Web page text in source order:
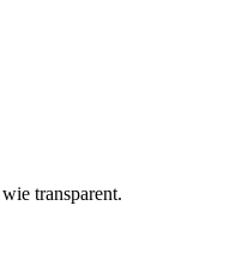
transparent.